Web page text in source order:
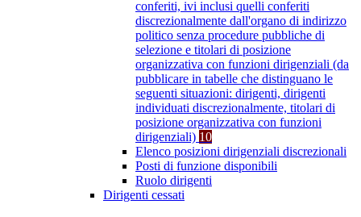
conferiti, ivi inclusi quelli conferiti
discrezionalmente dall'organo di indirizzo
politico senza procedure pubbliche di
selezione e titolari di posizione
organizzativa con funzioni dirigenziali (da
pubblicare in tabelle che distinguano le
seguenti situazioni: dirigenti, dirigenti
individuati discrezionalmente, titolari di
posizione organizzativa con funzioni
dirigenziali) 10
Elenco posizioni dirigenziali discrezionali
Posti di funzione disponibili
Ruolo dirigenti
Dirigenti cessati